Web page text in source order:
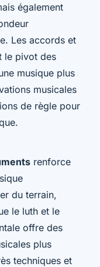
également
Les accords et
le pivot des
musique plus
musicales
de règle pour
renforce
du terrain,
le luth et le
offre des
plus
techniques et